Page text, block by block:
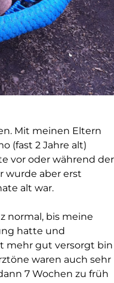
Mit meinen Eltern
(fast 2 Jahre alt)
vor oder während der
wurde aber erst
alt war.
normal, bis meine
hatte und
mehr gut versorgt bin
waren auch sehr
7 Wochen zu früh